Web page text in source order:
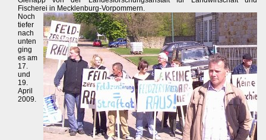
Fischerei in Mecklenburg-Vorpommern.
Noch
tiefer
nach
unten
ging
es am
17.
und
19.
April
2009.